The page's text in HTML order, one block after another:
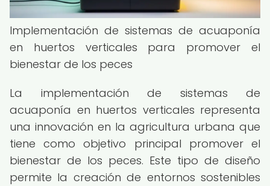
Implementación de sistemas de acuaponía
en huertos verticales para promover el
bienestar de los peces
La implementación de sistemas de
acuaponía en huertos verticales representa
una innovación en la agricultura urbana que
tiene como objetivo principal promover el
bienestar de los peces. Este tipo de diseño
permite la creación de entornos sostenibles